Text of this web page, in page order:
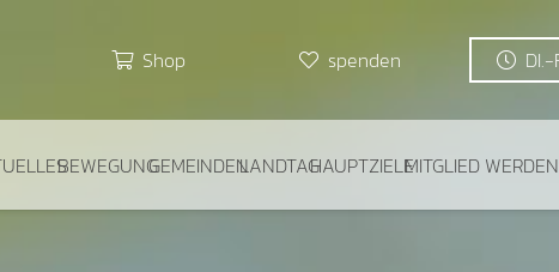
Shop spenden
BEWEGUNGGEMEINDENLANDTAGHAUPTZIELEMITGLIED WERDEN